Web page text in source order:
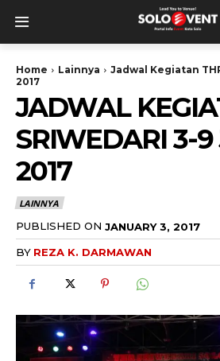
Home Lainnya
Jadwal Kegiatan
2017
JADWAL
SRIWEDARI 3-
2017
LAINNYA
PUBLISHED ON JANUARY 3, 2017
BY REZA K. DARMAWAN